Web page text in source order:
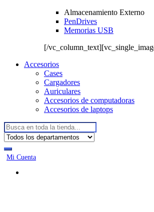
Almacenamiento Externo
PenDrives
Memorias USB
[/
Accesorios
Cases
Cargadores
Auriculares
Accesorios de computadoras
Accesorios de laptops
Buscar:
Mi Cuenta